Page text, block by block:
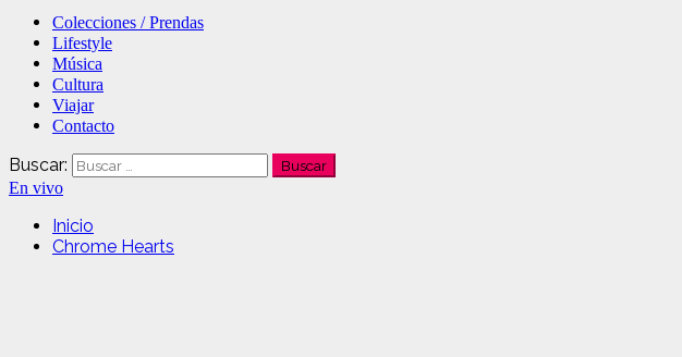
Colecciones / Prendas
Lifestyle
Música
Cultura
Viajar
Contacto
Buscar:
En vivo
Inicio
Chrome Hearts